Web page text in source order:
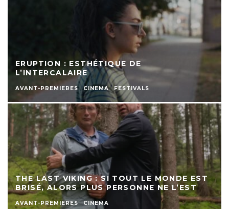
ERUPTION : ESTHÉTIQUE DE
L’INTERCALAIRE
AVANT-PREMIERES CINEMA FESTIVALS
THE LAST VIKING : SI TOUT LE MONDE EST
BRISÉ, ALORS PLUS PERSONNE NE L’EST
AVANT-PREMIERES CINEMA